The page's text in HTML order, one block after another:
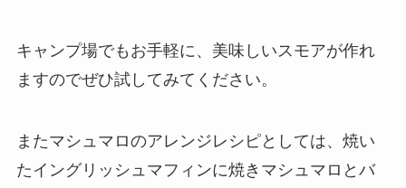
キャンプ場でもお手軽に、美味しいスモアが作れ
ますのでぜひ試してみてください。
またマシュマロのアレンジレシピとしては、焼い
たイングリッシュマフィンに焼きマシュマロとバ